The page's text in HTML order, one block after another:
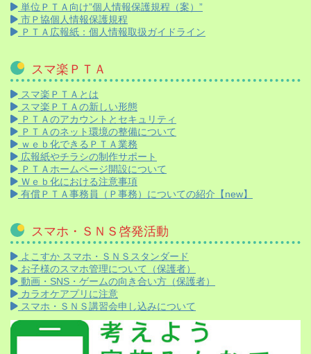
単位ＰＴＡ向け”個人情報保護規程（案）”
市Ｐ協個人情報保護規程
ＰＴＡ広報紙：個人情報取扱ガイドライン
スマ楽ＰＴＡ
スマ楽ＰＴＡとは
スマ楽ＰＴＡの新しい形態
ＰＴＡのアカウントとセキュリティ
ＰＴＡのネット環境の整備について
ｗｅｂ化できるＰＴＡ業務
広報紙やチラシの制作サポート
ＰＴＡホームページ開設について
Ｗｅｂ化における注意事項
有償ＰＴＡ事務員（Ｐ事務）についての紹介【new】
スマホ・ＳＮＳ啓発活動
よこすか スマホ・ＳＮＳスタンダード
お子様のスマホ管理について（保護者）
動画・SNS・ゲームの向き合い方（保護者）
カラオケアプリに注意
スマホ・ＳＮＳ講習会申し込みについて